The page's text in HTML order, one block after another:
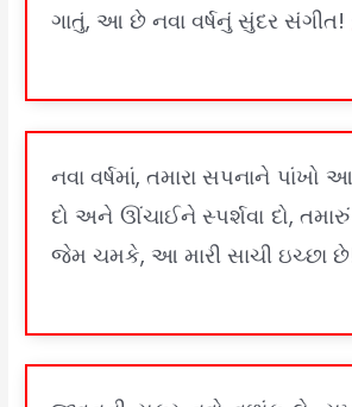
ગાતું, આ છે નવા વર્ષનું સુંદર સંગીત!
નવા વર્ષમાં, તમારા સપનાને પાંખો
દો અને ઊંચાઈને સ્પર્શવા દો,
જેમ ચમકે, આ મારી સાચી ઇચ્છા